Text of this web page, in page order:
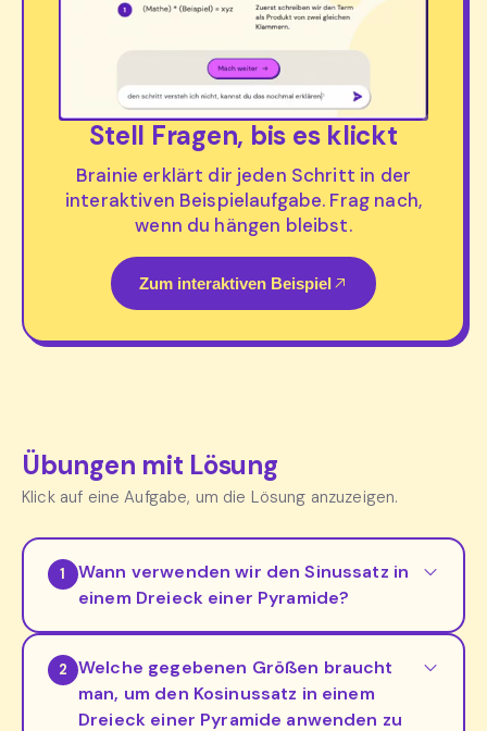
Stell Fragen, bis es klickt
Brainie erklärt dir jeden Schritt in der
interaktiven Beispielaufgabe. Frag nach,
wenn du hängen bleibst.
Zum interaktiven Beispiel
Übungen mit Lösung
Klick auf eine Aufgabe, um die Lösung anzuzeigen.
1
Wann verwenden wir den Sinussatz in
einem Dreieck einer Pyramide?
2
Welche gegebenen Größen braucht
man, um den Kosinussatz in einem
Dreieck einer Pyramide anwenden zu